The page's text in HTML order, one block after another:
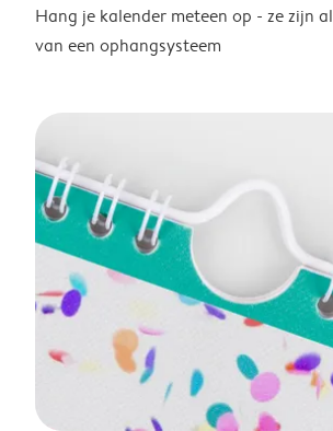
Hang je kalender meteen op - ze zijn
van een ophangsysteem